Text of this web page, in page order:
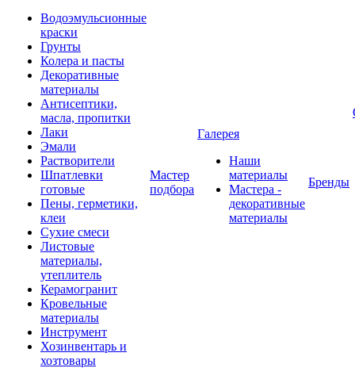
Водоэмульсионные
краски
Грунты
Колера и пасты
Декоративные
материалы
Антисептики,
масла, пропитки
Лаки
Эмали
Растворители
Шпатлевки
готовые
Пены, герметики,
клеи
Сухие смеси
Листовые
материалы,
утеплитель
Керамогранит
Кровельные
материалы
Инструмент
Хозинвентарь и
хозтовары
Мастер
подбора
Галерея
Наши
материалы
Мастера -
декоративные
материалы
Бренды